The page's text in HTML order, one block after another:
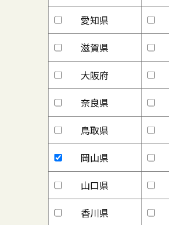
愛知県
滋賀県
大阪府
奈良県
鳥取県
岡山県
山口県
香川県